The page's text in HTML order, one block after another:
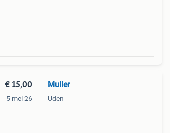
€ 15,00
5 mei 26
Muller
Uden